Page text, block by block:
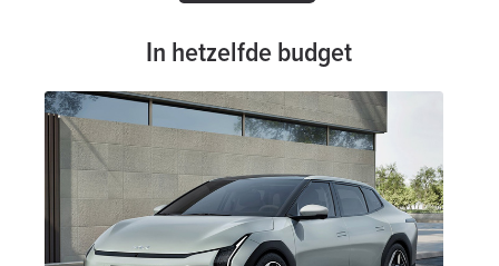
In hetzelfde budget